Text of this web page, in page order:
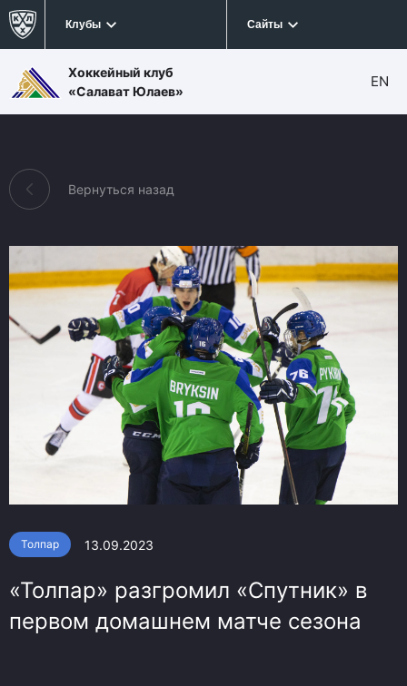
Клубы Сайты
Хоккейный клуб
«Салават Юлаев»
EN
Вернуться назад
Толпар 13.09.2023
«Толпар» разгромил «Спутник» в
первом домашнем матче сезона